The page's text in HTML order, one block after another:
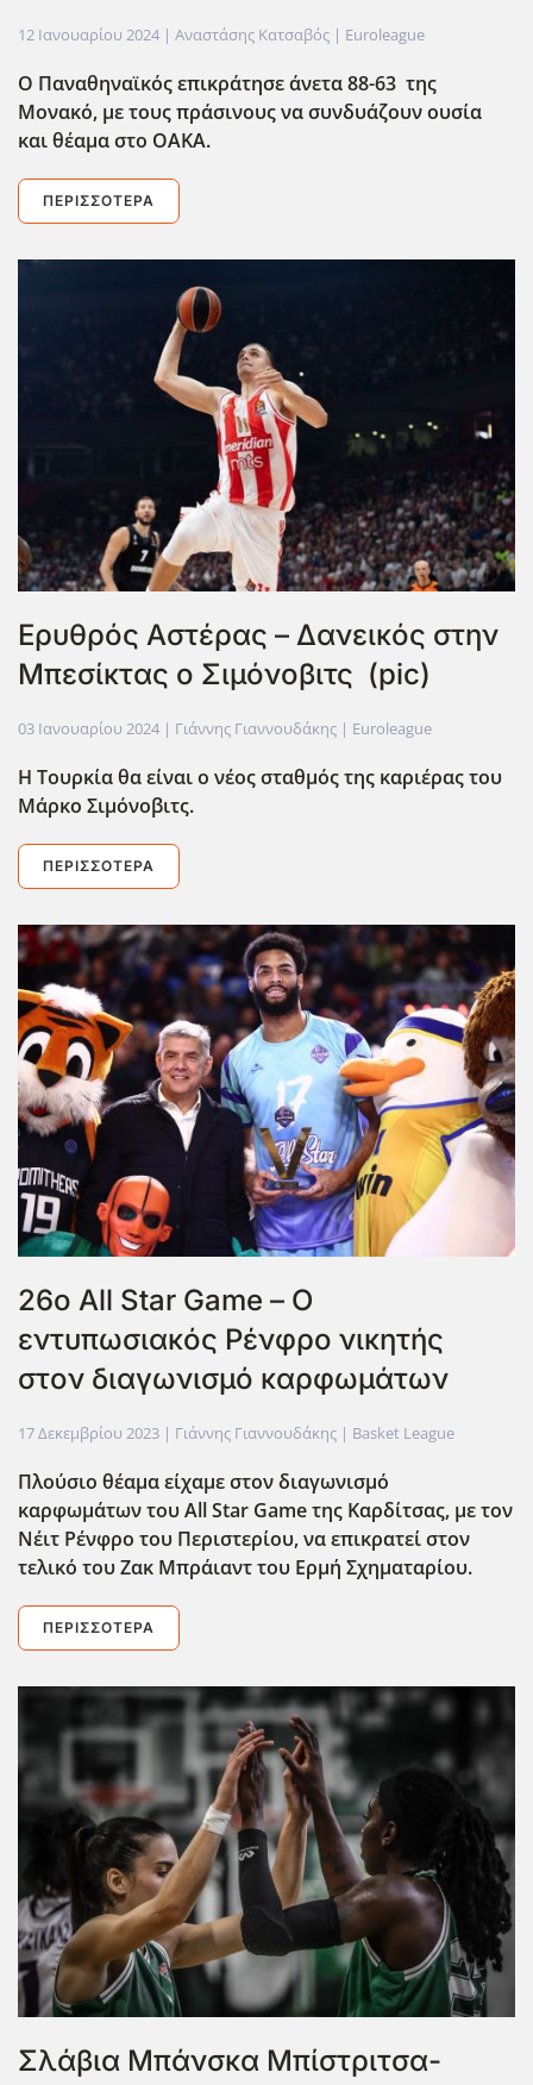
12 Ιανουαρίου 2024 | Αναστάσης Κατσαβός | Euroleague
Ο Παναθηναϊκός επικράτησε άνετα 88-63 της
Μονακό, με τους πράσινους να συνδυάζουν ουσία
και θέαμα στο ΟΑΚΑ.
ΠΕΡΙΣΣΌΤΕΡΑ
Ερυθρός Αστέρας – Δανεικός στην
Μπεσίκτας ο Σιμόνοβιτς (pic)
03 Ιανουαρίου 2024 | Γιάννης Γιαννουδάκης | Euroleague
Η Τουρκία θα είναι ο νέος σταθμός της καριέρας του
Μάρκο Σιμόνοβιτς.
ΠΕΡΙΣΣΌΤΕΡΑ
26ο All Star Game – Ο
εντυπωσιακός Ρένφρο νικητής
στον διαγωνισμό καρφωμάτων
17 Δεκεμβρίου 2023 | Γιάννης Γιαννουδάκης | Basket League
Πλούσιο θέαμα είχαμε στον διαγωνισμό
καρφωμάτων του AllStar Gameτης Καρδίτσας, με τον
Νέιτ Ρένφρο του Περιστερίου, να επικρατεί στον
τελικό του Ζακ Μπράιαντ του Ερμή Σχηματαρίου.
ΠΕΡΙΣΣΌΤΕΡΑ
Σλάβια Μπάνσκα Μπίστριτσα-